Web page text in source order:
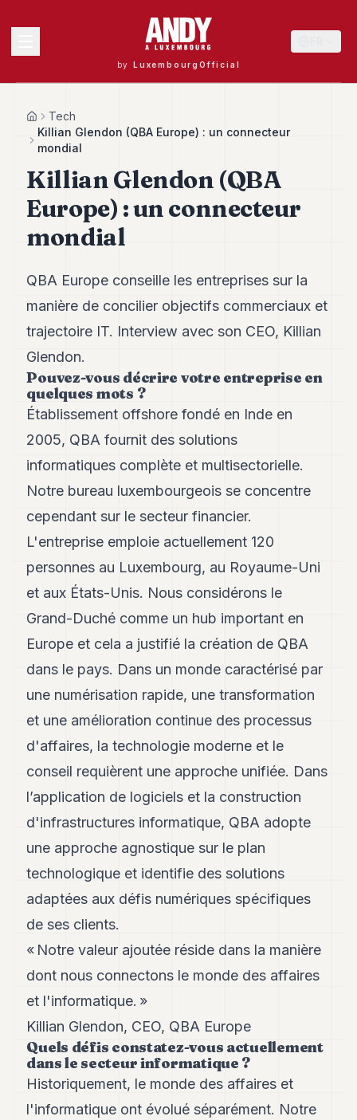
by LuxembourgOfficial
Andy
40
Andy
39
Andy
37
Andy
Andy
34
Andy
33
32
Andy
Andy
Andy
28
27
Andy
Andy
23
22
Andy
Andy
18
16
Andy
Andy
13
12
Andy
Andy
9
Andy
8
7
HomeTech
Killian Glendon (QBA Europe) : un connecteur
mondial
Killian Glendon (QBA
Europe) : un connecteur
mondial
QBA Europe conseille les entreprises sur la
manière de concilier objectifs commerciaux et
trajectoire IT. Interview avec son CEO, Killian
Glendon.
Pouvez-vous décrire votre entreprise en
quelques mots ?
Établissement offshore fondé en Inde en
2005, QBA fournit des solutions
informatiques complète et multisectorielle.
Notre bureau luxembourgeois se concentre
cependant sur le secteur financier.
L'entreprise emploie actuellement 120
personnes au Luxembourg, au Royaume-Uni
et aux États-Unis. Nous considérons le
Grand-Duché comme un hub important en
Europe et cela a justifié la création de QBA
dans le pays. Dans un monde caractérisé par
une numérisation rapide, une transformation
et une amélioration continue des processus
d'affaires, la technologie moderne et le
conseil requièrent une approche unifiée. Dans
l’application de logiciels et la construction
d'infrastructures informatique, QBA adopte
une approche agnostique sur le plan
technologique et identifie des solutions
adaptées aux défis numériques spécifiques
de ses clients.
« Notre valeur ajoutée réside dans la manière
dont nous connectons le monde des affaires
et l'informatique. »
Killian Glendon, CEO, QBA Europe
Quels défis constatez-vous actuellement
dans le secteur informatique ?
Historiquement, le monde des affaires et
l'informatique ont évolué séparément. Notre